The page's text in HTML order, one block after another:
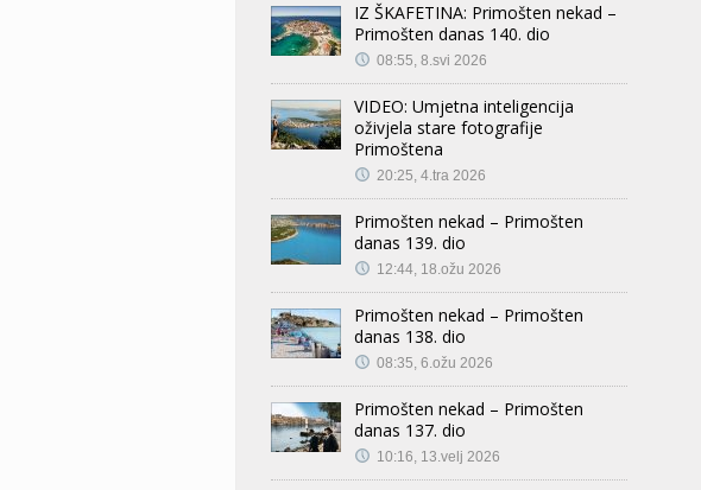
IZ ŠKAFETINA: Primošten nekad –
Primošten danas 140. dio
08:55, 8.svi 2026
VIDEO: Umjetna inteligencija
oživjela stare fotografije
Primoštena
20:25, 4.tra 2026
Primošten nekad – Primošten
danas 139. dio
12:44, 18.ožu 2026
Primošten nekad – Primošten
danas 138. dio
08:35, 6.ožu 2026
Primošten nekad – Primošten
danas 137. dio
10:16, 13.velj 2026